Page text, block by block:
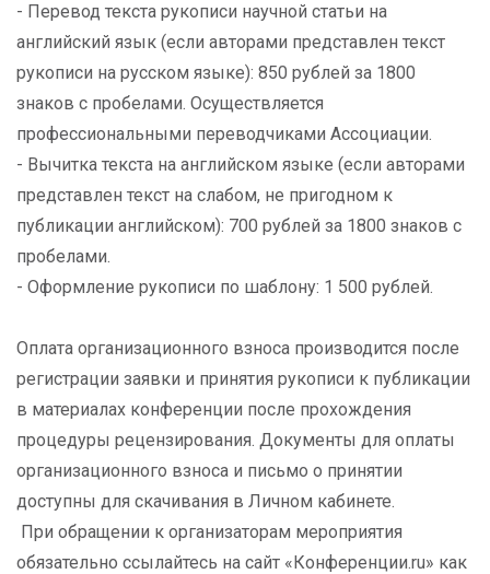
- Перевод текста рукописи научной статьи на
английский язык (если авторами представлен текст
рукописи на русском языке): 850 рублей за 1800
знаков с пробелами. Осуществляется
профессиональными переводчиками Ассоциации.
- Вычитка текста на английском языке (если авторами
представлен текст на слабом, не пригодном к
публикации английском): 700 рублей за 1800 знаков с
пробелами.
- Оформление рукописи по шаблону: 1 500 рублей.
Оплата организационного взноса производится после
регистрации заявки и принятия рукописи к публикации
в материалах конференции после прохождения
процедуры рецензирования. Документы для оплаты
организационного взноса и письмо о принятии
доступны для скачивания в Личном кабинете.
При обращении к организаторам мероприятия
обязательно ссылайтесь на сайт «Конференции.ru» как